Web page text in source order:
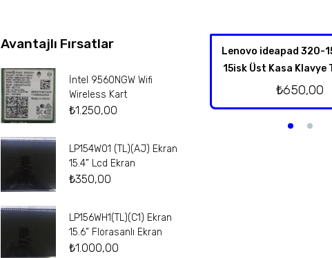
Avantajlı Fırsatlar
İntel 9560NGW Wifi
Wireless Kart
₺1.250,00
LP154W01 (TL)(AJ) Ekran
15.4” Lcd Ekran
₺350,00
LP156WH1(TL)(C1) Ekran
15.6” Florasanlı Ekran
₺1.000,00
Lenovo ideapad 320-
15isk Üst Kasa Klavye
₺650,00